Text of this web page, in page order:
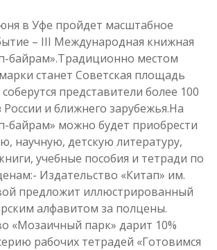
в Уфе пройдет масштабное
– III Международная книжная
байрам».Традиционно местом
станет Советская площадь
представители более 100
России и ближнего зарубежья.На
байрам» можно будет приобрести
научную, детскую литературу,
учебные пособия и тетради по
Издательство «Китап» им.
предложит иллюстрированный
алфавитом за полцены.
«Мозаичный парк» дарит 10%
рабочих тетрадей «Готовимся